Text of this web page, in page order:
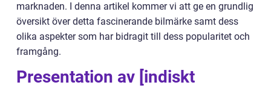
marknaden. I denna artikel kommer vi att ge en grundlig
översikt över detta fascinerande bilmärke samt dess
olika aspekter som har bidragit till dess popularitet och
framgång.
Presentation av [indiskt